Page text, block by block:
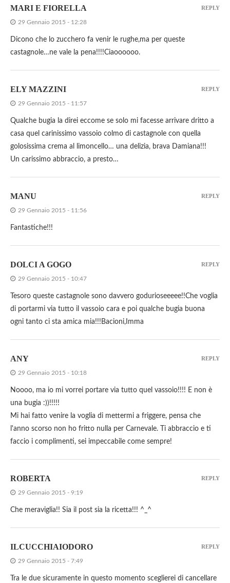
MARI E FIORELLA
29 Gennaio 2015 - 12:28
Dicono che lo zucchero fa venir le rughe,ma per queste
castagnole…ne vale la pena!!!!Ciaoooooo.
REPLY
ELY MAZZINI
29 Gennaio 2015 - 11:57
Qualche bugia la direi eccome se solo mi facesse arrivare dritto a
casa quel carinissimo vassoio colmo di castagnole con quella
golosissima crema al limoncello… una delizia, brava Damiana!!!
Un carissimo abbraccio, a presto…
REPLY
MANU
29 Gennaio 2015 - 11:56
Fantastiche!!!
REPLY
DOLCI A GOGO
29 Gennaio 2015 - 10:47
Tesoro queste castagnole sono davvero godurioseeeee!!Che voglia
di portarmi via tutto il vassoio cara e poi qualche bugia buona
ogni tanto ci sta amica mia!!!Bacioni,Imma
REPLY
ANY
29 Gennaio 2015 - 10:18
Noooo, ma io mi vorrei portare via tutto quel vassoio!!!! E non è
una bugia :))!!!!!
Mi hai fatto venire la voglia di mettermi a friggere, pensa che
l'anno scorso non ho fritto nulla per Carnevale. Ti abbraccio e ti
faccio i complimenti, sei impeccabile come sempre!
REPLY
ROBERTA
29 Gennaio 2015 - 9:19
Che meraviglia!! Sia il post sia la ricetta!!! ^_^
REPLY
ILCUCCHIAIODORO
29 Gennaio 2015 - 7:49
Tra le due sicuramente in questo momento sceglierei di cancellare
REPLY